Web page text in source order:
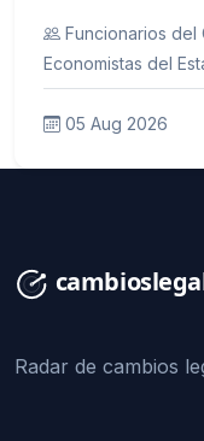
Funcionarios
Economistas del
05 Aug 2026
Radar de cambios